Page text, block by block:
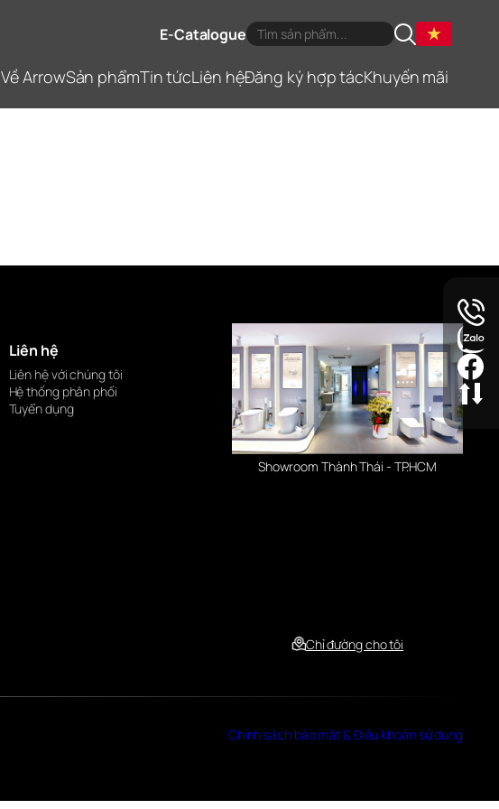
E-Catalogue
Về ArrowSản phẩmTin tứcLiên hệĐăng ký hợp tácKhuyến mãi
Liên hệ
Liên hệ với chúng tôi
Hệ thống phân phối
Tuyển dụng
Showroom Thành Thái - TP.HCM
Chỉ đường cho tôi
Chính sách bảo mật & Điều khoản sử dụng